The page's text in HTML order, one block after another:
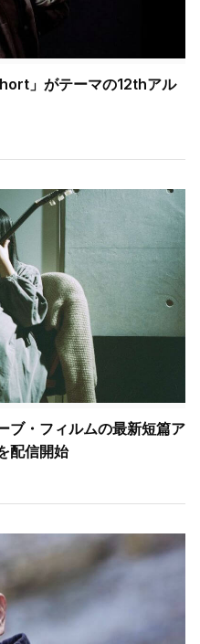
」がテーマの12thアル
ブ・フィルムの最新短篇ア
配信開始